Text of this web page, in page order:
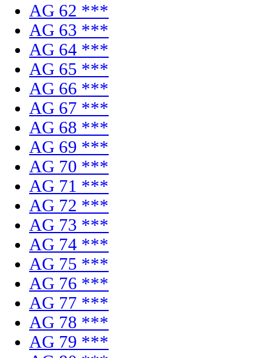
AG 62 ***
AG 63 ***
AG 64 ***
AG 65 ***
AG 66 ***
AG 67 ***
AG 68 ***
AG 69 ***
AG 70 ***
AG 71 ***
AG 72 ***
AG 73 ***
AG 74 ***
AG 75 ***
AG 76 ***
AG 77 ***
AG 78 ***
AG 79 ***